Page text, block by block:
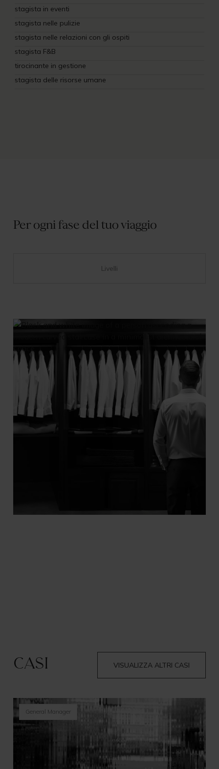
stagista in eventi
stagista nelle pulizie
stagista nelle relazioni con gli ospiti
stagista F&B
tirocinante in gestione
stagista delle risorse umane
Per ogni fase del tuo viaggio
Livelli
Casi VISUALIZZA ALTRI CASI
General Manager